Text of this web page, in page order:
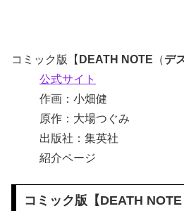
コミック版【 DEATH NOTE （デ
公式サイト
作画：小畑健
原作：大場つぐみ
出版社：集英社
紹介ページ
コミック版【DEATH NOTE